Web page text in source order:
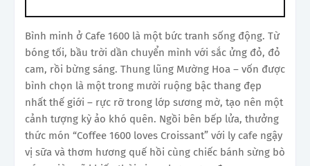
Bình minh ở Cafe 1600 là một bức tranh sống động. Từ
bóng tối, bầu trời dần chuyển mình với sắc ửng đỏ, đỏ
cam, rồi bừng sáng. Thung lũng Mường Hoa – vốn được
bình chọn là một trong mười ruộng bậc thang đẹp
nhất thế giới – rực rỡ trong lớp sương mờ, tạo nên một
cảnh tượng kỳ ảo khó quên. Ngồi bên bếp lửa, thưởng
thức món “Coffee 1600 loves Croissant” với ly cafe ngậy
vị sữa và thơm hương quế hồi cùng chiếc bánh sừng bò